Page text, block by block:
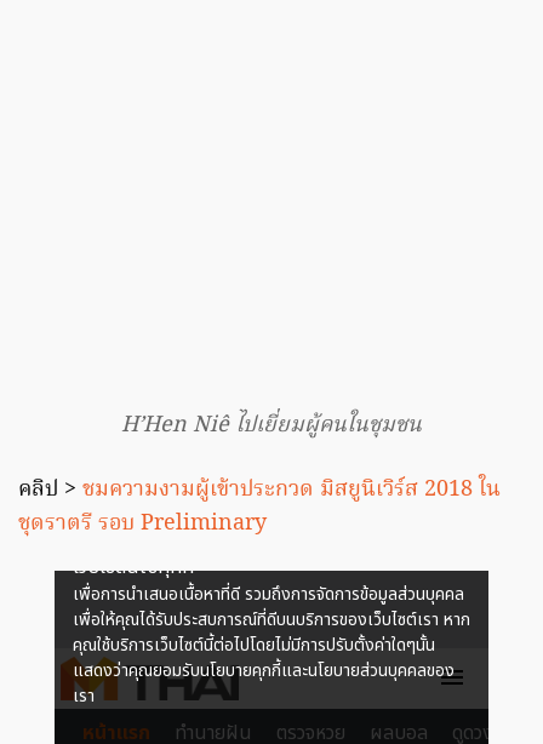
H’Hen Niê ไปเยี่ยมผู้คนในชุมชน
คลิป > ชมความงามผู้เข้าประกวด มิสยูนิเวิร์ส 2018 ใน
ชุดราตรี รอบ Preliminary